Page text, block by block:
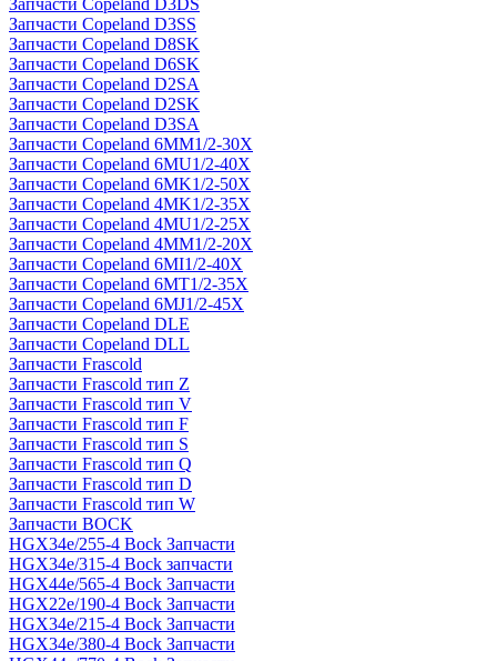
Запчасти Copeland D3DS
Запчасти Copeland D3SS
Запчасти Copeland D8SK
Запчасти Copeland D6SK
Запчасти Copeland D2SA
Запчасти Copeland D2SK
Запчасти Copeland D3SA
Запчасти Copeland 6MM1/2-30X
Запчасти Copeland 6MU1/2-40X
Запчасти Copeland 6MK1/2-50X
Запчасти Copeland 4MK1/2-35X
Запчасти Copeland 4MU1/2-25X
Запчасти Copeland 4MM1/2-20X
Запчасти Copeland 6MI1/2-40X
Запчасти Copeland 6MT1/2-35X
Запчасти Copeland 6MJ1/2-45X
Запчасти Copeland DLE
Запчасти Copeland DLL
Запчасти Frascold
Запчасти Frascold тип Z
Запчасти Frascold тип V
Запчасти Frascold тип F
Запчасти Frascold тип S
Запчасти Frascold тип Q
Запчасти Frascold тип D
Запчасти Frascold тип W
Запчасти BOCK
HGX34e/255-4 Bock Запчасти
HGX34e/315-4 Bock запчасти
HGX44e/565-4 Bock Запчасти
HGX22e/190-4 Bock Запчасти
HGX34e/215-4 Bock Запчасти
HGX34e/380-4 Bock Запчасти